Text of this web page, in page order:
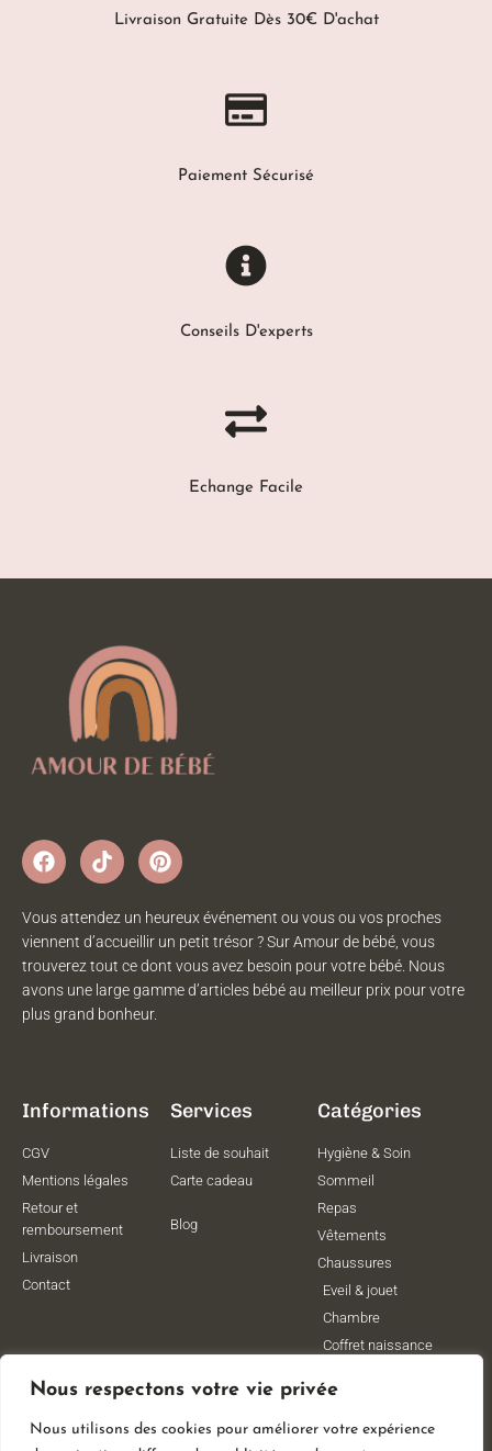
Nous respectons votre vie privée
Nous utilisons des cookies pour améliorer votre expérience
Livraison Gratuite Dès 30€ D'achat
Paiement Sécurisé
Conseils D'experts
Echange Facile
Vous attendez un heureux événement ou vous ou vos proches
viennent d’accueillir un petit trésor ? Sur Amour de bébé, vous
trouverez tout ce dont vous avez besoin pour votre bébé. Nous
avons une large gamme d’articles bébé au meilleur prix pour votre
plus grand bonheur.
Informations
CGV
Mentions légales
Retour et
remboursement
Livraison
Contact
Services
Liste de souhait
Carte cadeau
Blog
Catégories
Hygiène & Soin
Sommeil
Repas
Vêtements
Chaussures
Eveil & jouet
Chambre
Coffret naissance
Vêtements de
grossesse